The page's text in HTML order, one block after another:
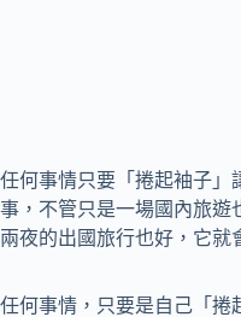
任何事情只要「捲起袖子」
事，不管只是一場國內旅遊
兩夜的出國旅行也好，它就
任何事情，只要是自己「捲